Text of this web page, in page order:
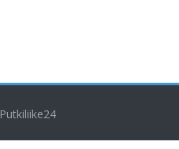
Putkiliike24